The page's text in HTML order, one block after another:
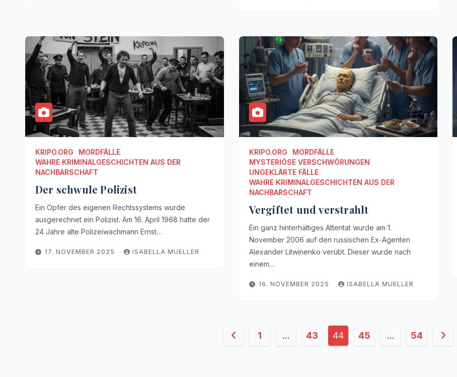
KRIPO.ORG
MORDFÄLLE
WAHRE KRIMINALGESCHICHTEN AUS DER
NACHBARSCHAFT
Der schwule Polizist
Ein Opfer des eigenen Rechtssystems wurde
ausgerechnet ein Polizist. Am 16. April 1968 hatte der
24 Jahre alte Polizeiwachmann Ernst…
17. NOVEMBER 2025 ISABELLA MUELLER
KRIPO.ORG
MORDFÄLLE
MYSTERIÖSE VERSCHWÖRUNGEN
UNGEKLÄRTE FÄLLE
WAHRE KRIMINALGESCHICHTEN AUS DER
NACHBARSCHAFT
Vergiftet und verstrahlt
Ein ganz hinterhältiges Attentat wurde am 1.
November 2006 auf den russischen Ex-Agenten
Alexander Litwinenko verübt. Dieser wurde nach
einem…
16. NOVEMBER 2025 ISABELLA MUELLER
Seitennummerierung
1 … 43 44 45 … 54